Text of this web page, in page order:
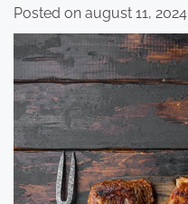
Posted on august 11, 2024